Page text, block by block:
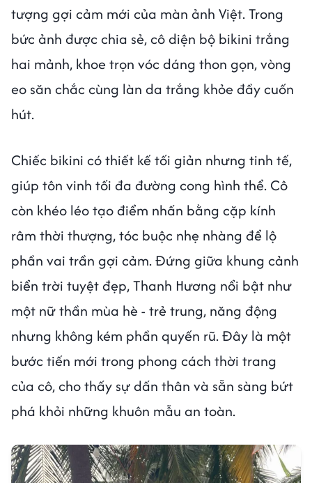
tượng gợi cảm mới của màn ảnh Việt. Trong
bức ảnh được chia sẻ, cô diện bộ bikini trắng
hai mảnh, khoe trọn vóc dáng thon gọn, vòng
eo săn chắc cùng làn da trắng khỏe đầy cuốn
hút.
Chiếc bikini có thiết kế tối giản nhưng tinh tế,
giúp tôn vinh tối đa đường cong hình thể. Cô
còn khéo léo tạo điểm nhấn bằng cặp kính
râm thời thượng, tóc buộc nhẹ nhàng để lộ
phần vai trần gợi cảm. Đứng giữa khung cảnh
biển trời tuyệt đẹp, Thanh Hương nổi bật như
một nữ thần mùa hè - trẻ trung, năng động
nhưng không kém phần quyến rũ. Đây là một
bước tiến mới trong phong cách thời trang
của cô, cho thấy sự dấn thân và sẵn sàng bứt
phá khỏi những khuôn mẫu an toàn.